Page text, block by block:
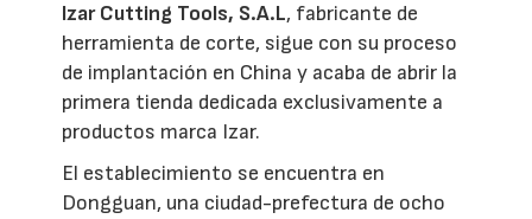
Izar Cutting Tools, S.A.L, fabricante de
herramienta de corte, sigue con su proceso
de implantación en China y acaba de abrir la
primera tienda dedicada exclusivamente a
productos marca Izar.
El establecimiento se encuentra en
Dongguan, una ciudad-prefectura de ocho